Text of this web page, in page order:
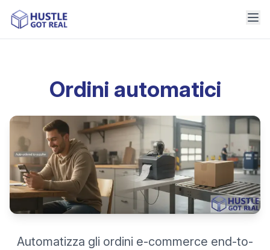
Ordini automatici
Automatizza gli ordini e-commerce end-to-